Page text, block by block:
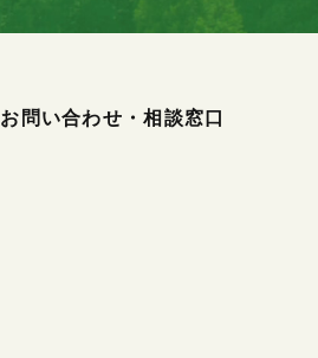
お問い合わせ・相談窓口